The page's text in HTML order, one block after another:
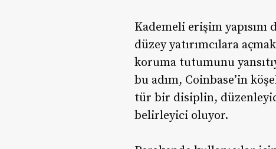
Kademeli erişim
düzey yatırımcılara
koruma tutumunu
bu adım, Coinbase’in
tür bir disiplin,
belirleyici oluyor.